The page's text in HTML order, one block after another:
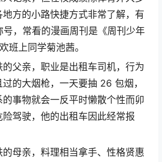
方的小路快捷方式非常了解，有
号，常看的漫画周刊是《周刊少年
班上同学菊池茜。
父亲，职业是出租车司机，行为
的大烟枪，一天要抽 26 包烟，
事物就会一反平时懒散个性而卯
驾驶，他的出租车因此经常报
母亲，料理相当拿手、性格贤惠